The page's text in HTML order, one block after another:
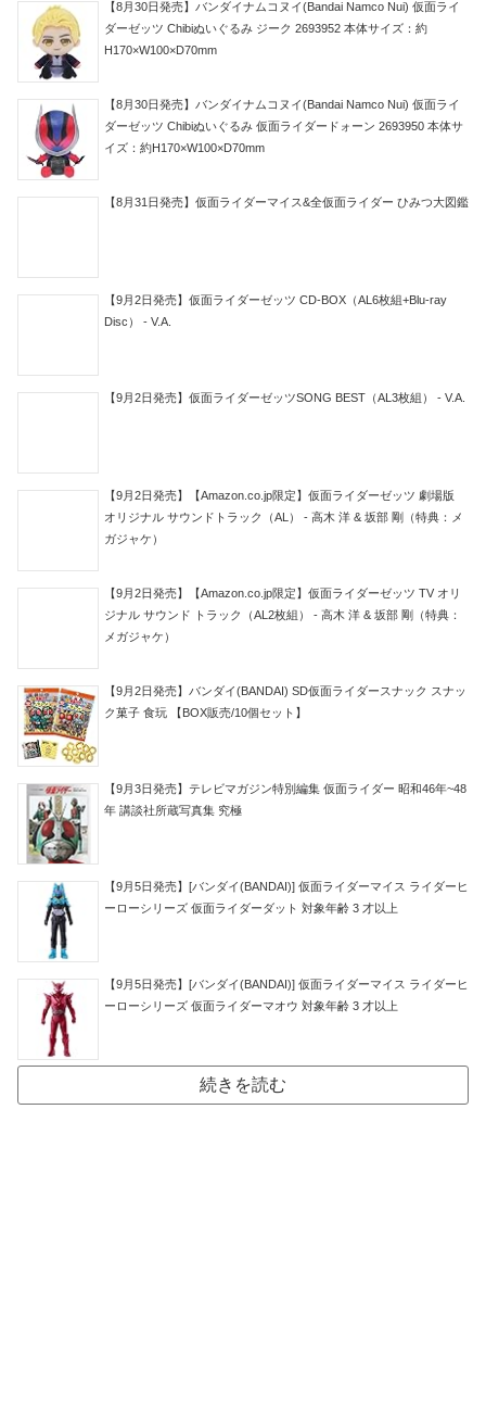
【8月30日発売】バンダイナムコヌイ(Bandai Namco Nui) 仮面ライ
ダーゼッツ Chibiぬいぐるみ ジーク 2693952 本体サイズ：約
H170×W100×D70mm
【8月30日発売】バンダイナムコヌイ(Bandai Namco Nui) 仮面ライ
ダーゼッツ Chibiぬいぐるみ 仮面ライダードォーン 2693950 本体サ
イズ：約H170×W100×D70mm
【8月31日発売】仮面ライダーマイス&全仮面ライダー ひみつ大図鑑
【9月2日発売】仮面ライダーゼッツ CD-BOX（AL6枚組+Blu-ray
Disc） - V.A.
【9月2日発売】仮面ライダーゼッツSONG BEST（AL3枚組） - V.A.
【9月2日発売】【Amazon.co.jp限定】仮面ライダーゼッツ 劇場版
オリジナル サウンドトラック（AL） - 高木 洋 & 坂部 剛（特典：メ
ガジャケ）
【9月2日発売】【Amazon.co.jp限定】仮面ライダーゼッツ TV オリ
ジナル サウンド トラック（AL2枚組） - 高木 洋 & 坂部 剛（特典：
メガジャケ）
【9月2日発売】バンダイ(BANDAI) SD仮面ライダースナック スナッ
ク菓子 食玩 【BOX販売/10個セット】
【9月3日発売】テレビマガジン特別編集 仮面ライダー 昭和46年~48
年 講談社所蔵写真集 究極
【9月5日発売】[バンダイ(BANDAI)] 仮面ライダーマイス ライダーヒ
ーローシリーズ 仮面ライダーダット 対象年齢 3 才以上
【9月5日発売】[バンダイ(BANDAI)] 仮面ライダーマイス ライダーヒ
ーローシリーズ 仮面ライダーマオウ 対象年齢 3 才以上
続きを読む